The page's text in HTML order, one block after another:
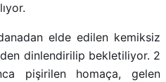
elde edilen kemiksiz
dinlendirilip bekletiliyor. 2
pişirilen homaça, gelen